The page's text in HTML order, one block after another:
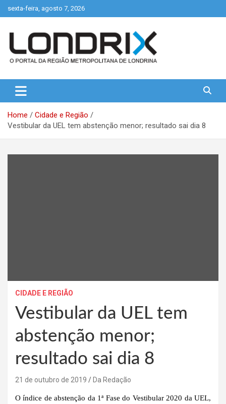
to
sexta-feira, agosto 7, 2026
Londrix
Home
Cidade e Região
Vestibular da UEL tem abstenção menor; resultado sai dia 8
CIDADE E REGIÃO
Vestibular da UEL tem
abstenção menor;
resultado sai dia 8
21 de outubro de 2019 Da Redação
O índice de abstenção da 1ª Fase do Vestibular 2020 da UEL,